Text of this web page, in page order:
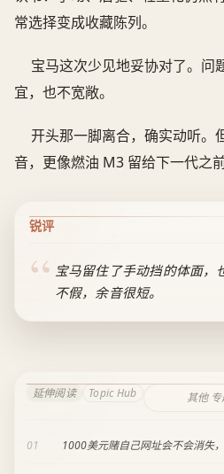
常选择变成收藏陈列。
宝马这次少见地妥协对了。问
宜，也不宽敞。
开头那一脚离合，确实动听。
音，更像燃油 M3 留给下一代之
锐评
宝马留住了手动挡的体面，
不假，余音很短。
延伸阅读 Topic Hub 其他 专
01 1000美元赌自己网址会不会消失